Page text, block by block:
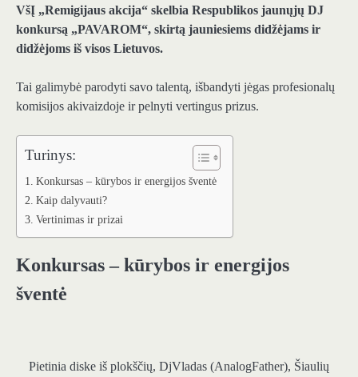
VšĮ „Remigijaus akcija“ skelbia Respublikos jaunųjų DJ
konkursą „PAVAROM“, skirtą jauniesiems didžėjams ir
didžėjoms iš visos Lietuvos.
Tai galimybė parodyti savo talentą, išbandyti jėgas profesionalų
komisijos akivaizdoje ir pelnyti vertingus prizus.
Turinys:
Konkursas – kūrybos ir energijos šventė
Kaip dalyvauti?
Vertinimas ir prizai
Konkursas – kūrybos ir energijos
šventė
Pietinia diske iš plokščių, DjVladas (AnalogFather), Šiaulių